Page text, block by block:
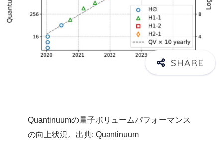
Quantinuumの量子ボリュームパフォーマンス
の向上状況。出典: Quantinuum